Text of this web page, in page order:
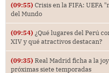
(09:55) Crisis en la FIFA: UEFA
del Mundo
(09:54) ¿Qué lugares del Perú
XIV y qué atractivos destacan?
(09:35) Real Madrid ficha a la
próximas siete temporadas